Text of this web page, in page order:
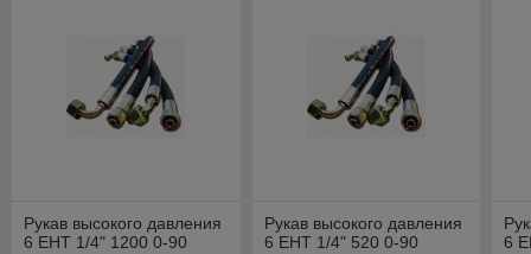
Рукав высокого давления
6 EHT 1/4" 1200 0-90
Рукав высокого давления
6 EHT 1/4" 520 0-90
6